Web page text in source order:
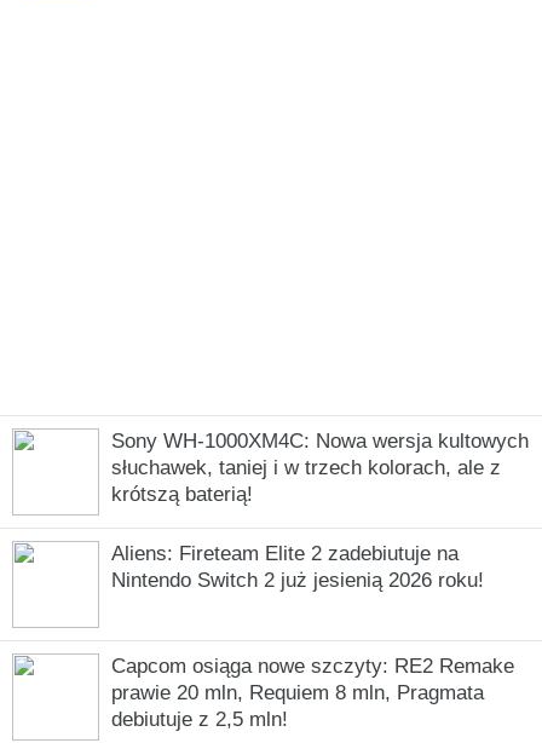
Sony WH-1000XM4C: Nowa wersja kultowych
słuchawek, taniej i w trzech kolorach, ale z
krótszą baterią!
Aliens: Fireteam Elite 2 zadebiutuje na
Nintendo Switch 2 już jesienią 2026 roku!
Capcom osiąga nowe szczyty: RE2 Remake
prawie 20 mln, Requiem 8 mln, Pragmata
debiutuje z 2,5 mln!